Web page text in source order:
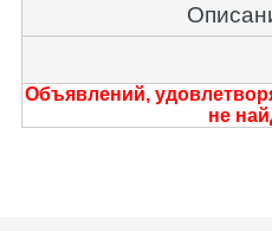
Объявлений,
не